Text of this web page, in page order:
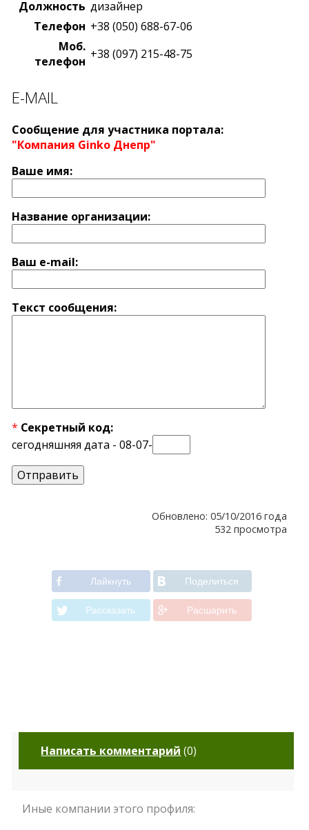
Должность дизайнер
Телефон +38 (050) 688-67-06
Моб.
телефон +38 (097) 215-48-75
E-MAIL
Сообщение для участника портала:
"Компания Ginko Днепр"
Ваше имя:
Название оргaнизации:
Ваш e-mail:
Текст сообщения:
* Секретный код:
сегодняшняя дата - 08-07-
Обновлено: 05/10/2016 года
532 просмотра
Лайкнуть Поделиться
Рассказать Расшарить
Написать комментарий (0)
Иные компании этого профиля: